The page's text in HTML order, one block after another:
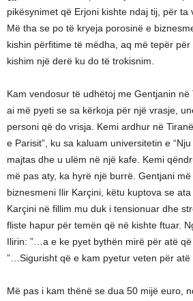
pikësynimet që Erjoni kishte ndaj tij, për ta
Më tha se po të kryeja porosinë e
kishin përfitime të mëdha, aq më tepër
kishim një derë ku do të trokisnim.
Kam vendosur të udhëtoj me Gentjanin
ai më pyeti se sa kërkoja për një vrasje,
personi që do vrisja. Kemi ardhur në
e Parisit”, ku sa kaluam universitetin e
majtas dhe u ulëm në një kafe. Kemi
më pas aty, ka hyrë një burrë. Gentjani
biznesmeni Ilir Karçini, këtu kuptova se
Karçini në fillim mu duk i tensionuar dhe
fliste hapur për temën që në kishte ftuar.
Ilirin: ”…a e ke pyet bythën mirë për atë
”…Sigurisht që e kam pyetur veten për atë
Më pas i kam thënë se dua 50 mijë euro,